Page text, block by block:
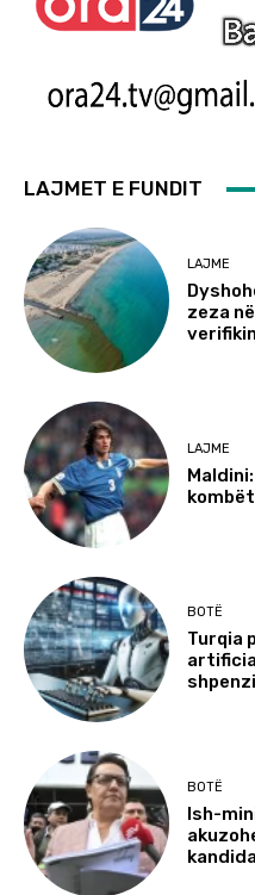
LAJMET E FUNDIT
LAJME
zeza
LAJME
BOTË
Turqia
BOTË
Ish-